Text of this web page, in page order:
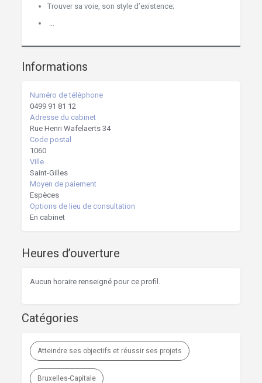
Trouver sa voie, son style d’existence;
...
Informations
Numéro de téléphone
0499 91 81 12
Adresse du cabinet
Rue Henri Wafelaerts 34
Code postal
1060
Ville
Saint-Gilles
Moyen de paiement
Espèces
Options de lieu de consultation
En cabinet
Heures d’ouverture
Aucun horaire renseigné pour ce profil.
Catégories
Atteindre ses objectifs et réussir ses projets
Bruxelles-Capitale